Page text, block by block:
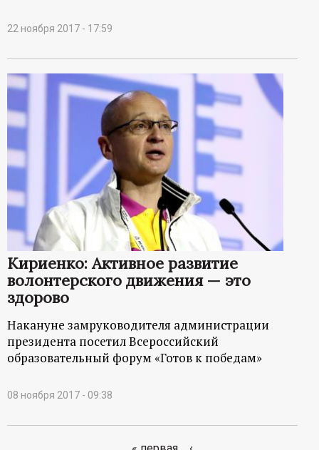
22 ноября 2017 - 17:59
Кириенко: Активное развитие
волонтерского движения — это
здорово
Накануне замруководителя администрации
президента посетил Всероссийский
образовательный форум «Готов к победам»
08 ноября 2017 - 09:38